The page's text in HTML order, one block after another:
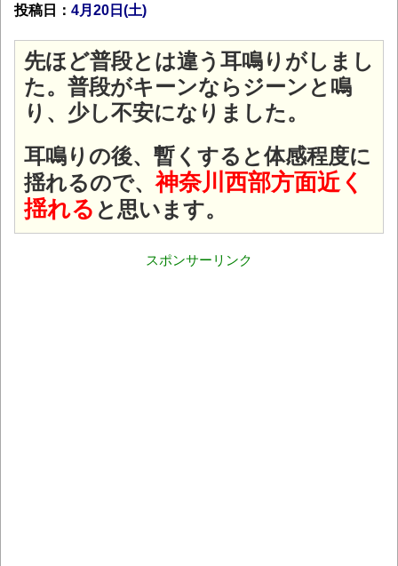
投稿日： 4月20 日(土)
先ほど普段とは違う耳鳴りがしまし
た。普段がキーンならジーンと鳴
り、少し不安になりました。
耳鳴りの後、暫くすると体感程度に
揺れるので、神奈川西部方面近く
揺れる と思います。
スポンサーリンク